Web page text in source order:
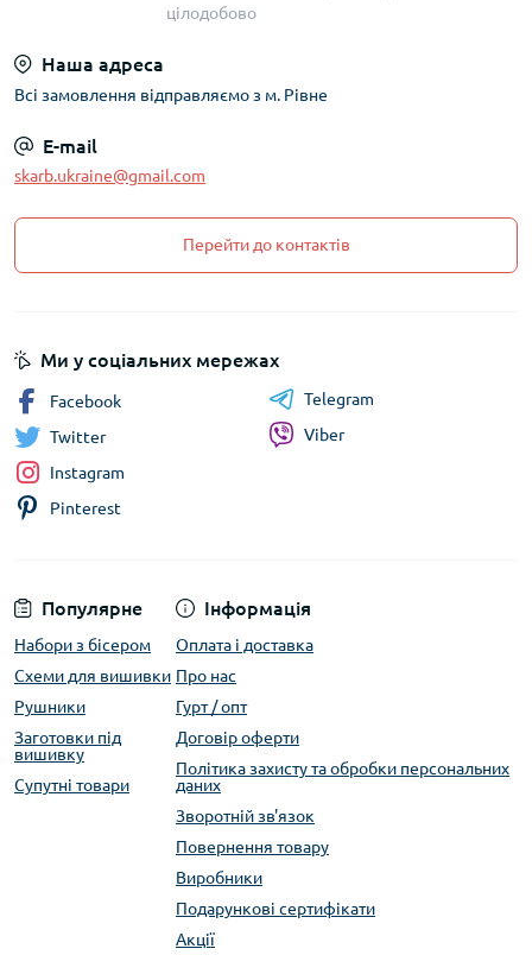
цілодобово
Наша адреса
Всі замовлення відправляємо з м. Рівне
E-mail
skarb.ukraine@gmail.com
Перейти до контактів
Популярне
Набори з бісером
Схеми для вишивки
Рушники
Заготовки під
вишивку
Супутні товари
Інформація
Оплата і доставка
Про нас
Гурт / опт
Договір оферти
Політика захисту та обробки персональних
даних
Зворотній зв'язок
Повернення товару
Виробники
Подарункові сертифікати
Акції
Ми у соціальних мережах
Facebook
Twitter
Instagram
Pinterest
Telegram
Viber